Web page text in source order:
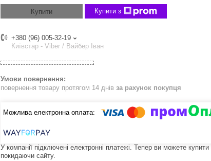
Купити Купити з
+380 (96) 005-32-19
Київстар - Viber / Вайбер Іван
повернення товару протягом 14 днів за рахунок покупця
У компанії підключені електронні платежі. Тепер ви можете
покидаючи сайту.